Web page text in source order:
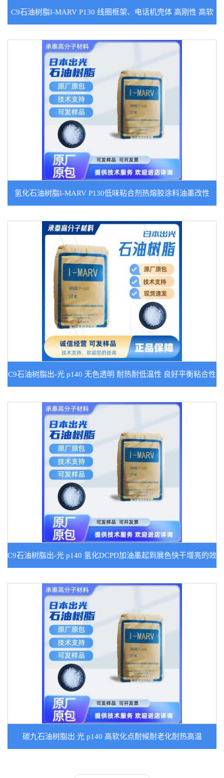
C9石油树脂I-MARV P130 线圈框架、电话机壳体 高刚性 高软
氢化石油树脂I-MARV P130低味粘合剂热熔胶涂料油墨改性
C9石油树脂出-光 p140 无色透明 耐热耐低温性 良好平衡粘合性
C9石油树脂出-光 p140 氢化DCPD加油墨起到展色快干增亮的效
碳九石油树脂出 光 p140 高软化点耐候耐老化耐热高温